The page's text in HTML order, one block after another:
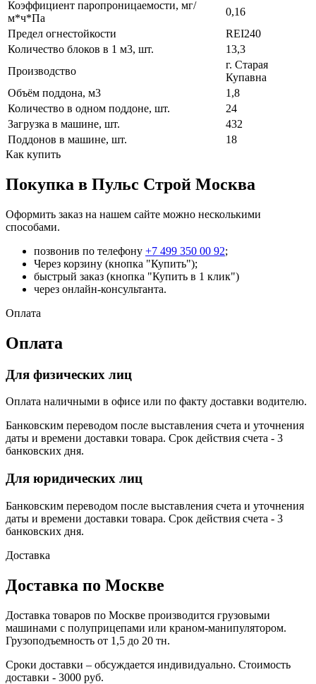
Коэффициент паропроницаемости, мг/
м*ч*Па
0,16
Предел огнестойкости
REI240
Количество блоков в 1 м3, шт.
13,3
Производство
г. Старая
Купавна
Объём поддона, м3
1,8
Количество в одном поддоне, шт.
24
Загрузка в машине, шт.
432
Поддонов в машине, шт.
18
Как купить
Покупка в Пульс Строй Москва
Оформить заказ на нашем сайте можно несколькими
способами.
позвонив по телефону +7 499 350 00 92;
Через корзину (кнопка "Купить");
быстрый заказ (кнопка "Купить в 1 клик")
через онлайн-консультанта.
Оплата
Оплата
Для физических лиц
Оплата наличными в офисе или по факту доставки водителю.
Банковским переводом после выставления счета и уточнения
даты и времени доставки товара. Срок действия счета - 3
банковских дня.
Для юридических лиц
Банковским переводом после выставления счета и уточнения
даты и времени доставки товара. Срок действия счета - 3
банковских дня.
Доставка
Доставка по Москве
Доставка товаров по Москве производится грузовыми
машинами с полуприцепами или краном-манипулятором.
Грузоподъемность от 1,5 до 20 тн.
Сроки доставки – обсуждается индивидуально. Стоимость
доставки - 3000 руб.